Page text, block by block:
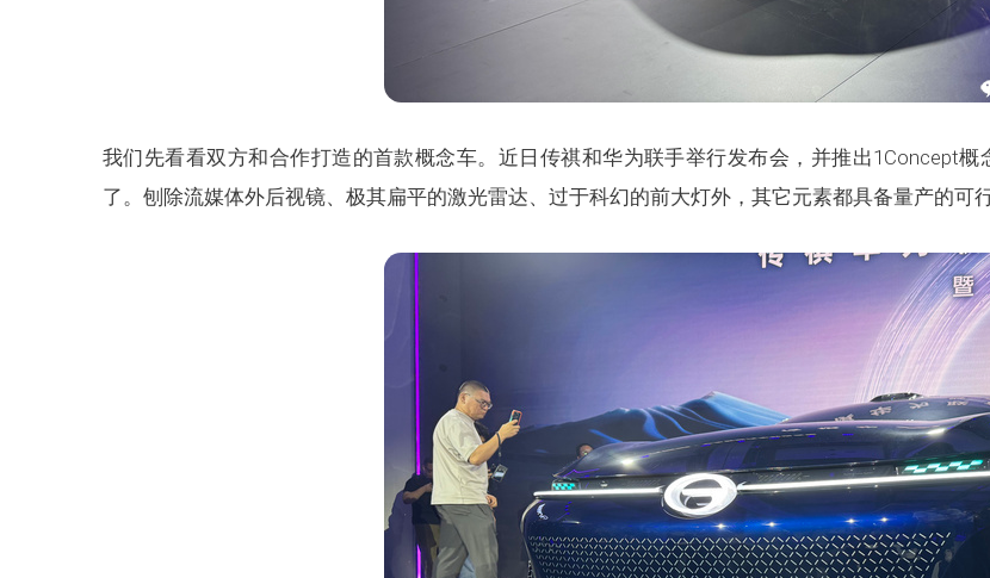
我们先看看双方和合作打造的首款概念车。近日传祺和华为联手举行发布会，并推出1Concept
了。刨除流媒体外后视镜、极其扁平的激光雷达、过于科幻的前大灯外，其它元素都具备量产的可行